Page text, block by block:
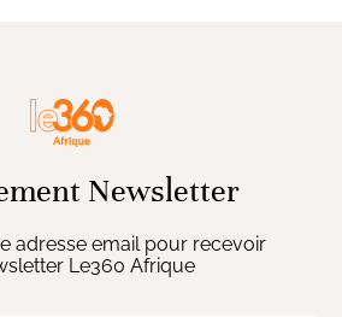
Newsletter
adresse email pour recevoir
Le360 Afrique